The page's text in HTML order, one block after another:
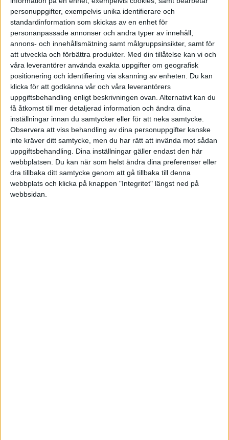
personuppgifter, exempelvis unika identifierare och
standardinformation som skickas av en enhet för
personanpassade annonser och andra typer av innehåll,
annons- och innehållsmätning samt målgruppsinsikter, samt för
att utveckla och förbättra produkter. Med din tillåtelse kan vi och
våra leverantörer använda exakta uppgifter om geografisk
positionering och identifiering via skanning av enheten. Du kan
klicka för att godkänna vår och våra leverantörers
uppgiftsbehandling enligt beskrivningen ovan. Alternativt kan du
få åtkomst till mer detaljerad information och ändra dina
inställningar innan du samtycker eller för att neka samtycke.
Observera att viss behandling av dina personuppgifter kanske
inte kräver ditt samtycke, men du har rätt att invända mot sådan
uppgiftsbehandling. Dina inställningar gäller endast den här
webbplatsen. Du kan när som helst ändra dina preferenser eller
dra tillbaka ditt samtycke genom att gå tillbaka till denna
webbplats och klicka på knappen "Integritet" längst ned på
webbsidan.
”Men att minska kostnaderna måste väl vara minst lika
effektivt för att öka lönsamheten?” Det korta svaret -
nej. Rörliga kostnader har definitivt en stark inverkan
på lönsamheten, men inte i närheten så stark
hävstångseffekt på lönsamheten som pris – och
definitivt inte dina fasta kostnader.
Så varför